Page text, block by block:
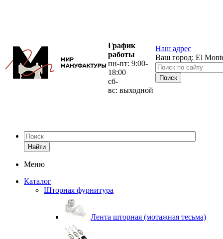
График
работы
пн-пт: 9:00-
18:00
сб-
вс: выходной
Наш адрес
Ваш город: El
Найти
Меню
Каталог
Шторная фурнитура
Лента шторная (мотажная тесьма)